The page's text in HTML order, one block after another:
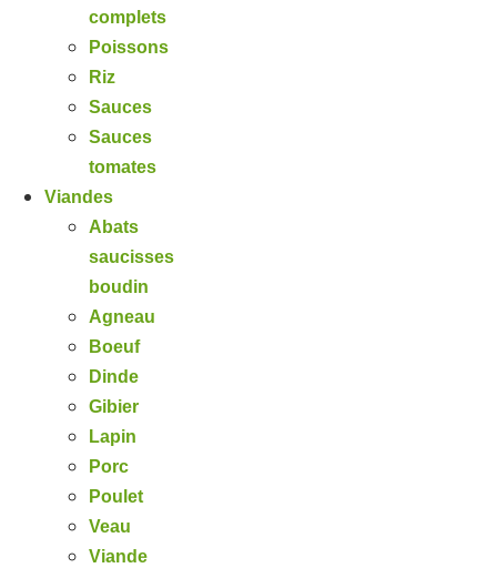
complets
Poissons
Riz
Sauces
Sauces
tomates
Viandes
Abats
saucisses
boudin
Agneau
Boeuf
Dinde
Gibier
Lapin
Porc
Poulet
Veau
Viande